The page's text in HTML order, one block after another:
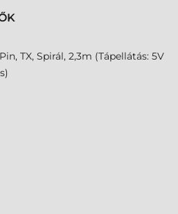
TX, Spirál, 2,3m (Tápellátás: 5V